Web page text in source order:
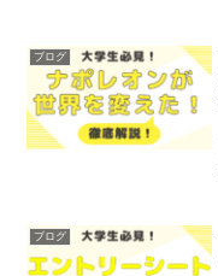
ブログ
ブログ